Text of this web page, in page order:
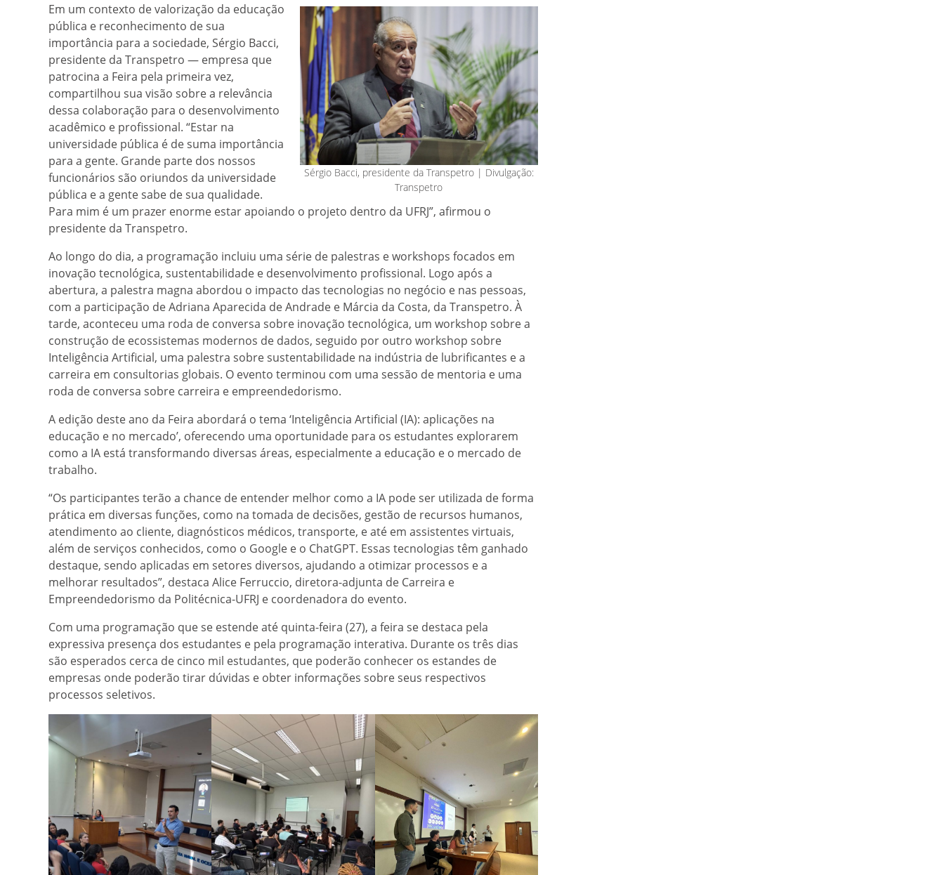
Sérgio Bacci, presidente da Transpetro | Divulgação:
Transpetro
Em um contexto de valorização da educação
pública e reconhecimento de sua
importância para a sociedade, Sérgio Bacci,
presidente da Transpetro — empresa que
patrocina a Feira pela primeira vez,
compartilhou sua visão sobre a relevância
dessa colaboração para o desenvolvimento
acadêmico e profissional. “Estar na
universidade pública é de suma importância
para a gente. Grande parte dos nossos
funcionários são oriundos da universidade
pública e a gente sabe de sua qualidade.
Para mim é um prazer enorme estar apoiando o projeto dentro da UFRJ”, afirmou o
presidente da Transpetro.
Ao longo do dia, a programação incluiu uma série de palestras e workshops focados em
inovação tecnológica, sustentabilidade e desenvolvimento profissional. Logo após a
abertura, a palestra magna abordou o impacto das tecnologias no negócio e nas pessoas,
com a participação de Adriana Aparecida de Andrade e Márcia da Costa, da Transpetro. À
tarde, aconteceu uma roda de conversa sobre inovação tecnológica, um workshop sobre a
construção de ecossistemas modernos de dados, seguido por outro workshop sobre
Inteligência Artificial, uma palestra sobre sustentabilidade na indústria de lubrificantes e a
carreira em consultorias globais. O evento terminou com uma sessão de mentoria e uma
roda de conversa sobre carreira e empreendedorismo.
A edição deste ano da Feira abordará o tema ‘Inteligência Artificial (IA): aplicações na
educação e no mercado’, oferecendo uma oportunidade para os estudantes explorarem
como a IA está transformando diversas áreas, especialmente a educação e o mercado de
trabalho.
“Os participantes terão a chance de entender melhor como a IA pode ser utilizada de forma
prática em diversas funções, como na tomada de decisões, gestão de recursos humanos,
atendimento ao cliente, diagnósticos médicos, transporte, e até em assistentes virtuais,
além de serviços conhecidos, como o Google e o ChatGPT. Essas tecnologias têm ganhado
destaque, sendo aplicadas em setores diversos, ajudando a otimizar processos e a
melhorar resultados”, destaca Alice Ferruccio, diretora-adjunta de Carreira e
Empreendedorismo da Politécnica-UFRJ e coordenadora do evento.
Com uma programação que se estende até quinta-feira (27), a feira se destaca pela
expressiva presença dos estudantes e pela programação interativa. Durante os três dias
são esperados cerca de cinco mil estudantes, que poderão conhecer os estandes de
empresas onde poderão tirar dúvidas e obter informações sobre seus respectivos
processos seletivos.